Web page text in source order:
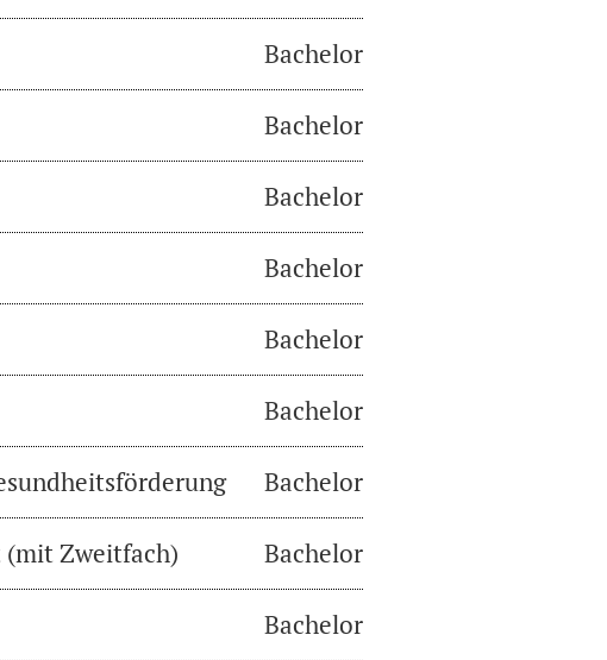
Bachelor
Bachelor
Bachelor
Bachelor
Bachelor
Bachelor
Bachelor
(mit Zweitfach) Bachelor
Bachelor